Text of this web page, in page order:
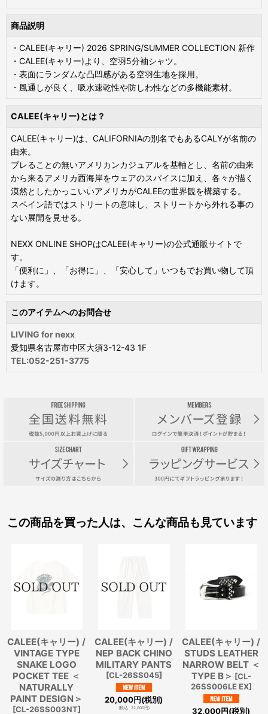
商品説明
・CALEE(キャリー) 2026 SPRING/SUMMER COLLECTION 新作
・CALEE(キャリー)より、空羽5分袖シャツ。
・表面にランダムな凸凹感がある空羽生地を採用。
・風通しが良く、吸水速乾性や防しわ性などの多機能素材。
CALEE(キャリー)とは？
CALEE(キャリー)は、CALIFORNIAの別名でもあるCALYが名前の
由来。
ブレることの無いアメリカンカジュアルを基軸とし、名前の由来
から来るアメリカ西海岸をウェアのスパイスに加え、各々が描く
漠然としたかっこいいアメリカがCALEEの世界観を構築する。
スペイン語ではストリートの意味し、ストリートから外れる事の
ない展開を見せる。
NEXX ONLINE SHOPはCALEE(キャリー)の公式通販サイトで
す。
「便利に」、「お得に」、「安心して」いつもでお買い物して頂
けます。
このアイテムへのお問合せ
LIVING for nexx
愛知県名古屋市中区大須3-12-43 1F
TEL:052-251-3775
この商品を買った人は、こんな商品も見ています
CALEE(キャリー) /
VINTAGE TYPE
SNAKE LOGO
POCKET TEE ＜
NATURALLY
PAINT DESIGN＞
[CL-26SS003NT]
CALEE(キャリー) /
NEP BACK CHINO
MILITARY PANTS
[CL-26SS045]
20,000円(税別)
(税込: 22,000円)
CALEE(キャリー) /
STUDS LEATHER
NARROW BELT ＜
TYPE B＞ [CL-
26SS006LE EX]
32,000円(税別)